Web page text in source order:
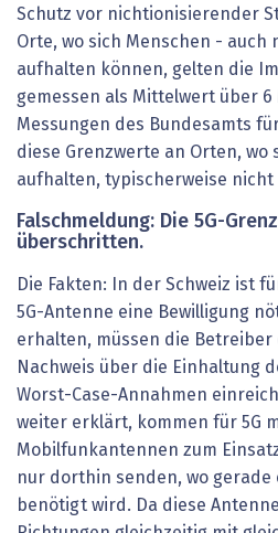
Schutz vor nichtionisierender
Orte, wo sich Menschen -
aufhalten können, gelten die
gemessen als Mittelwert über 6
Messungen des Bundesamts
diese Grenzwerte an Orten, wo
aufhalten, typischerweise
Falschmeldung: Die 5G-
überschritten.
Die Fakten: In der Schweiz ist
5G-Antenne eine Bewilligung
erhalten, müssen die
Nachweis über die Einhaltung
Worst-Case-Annahmen
weiter erklärt, kommen für 5G
Mobilfunkantennen zum
nur dorthin senden, wo gerade
benötigt wird. Da diese